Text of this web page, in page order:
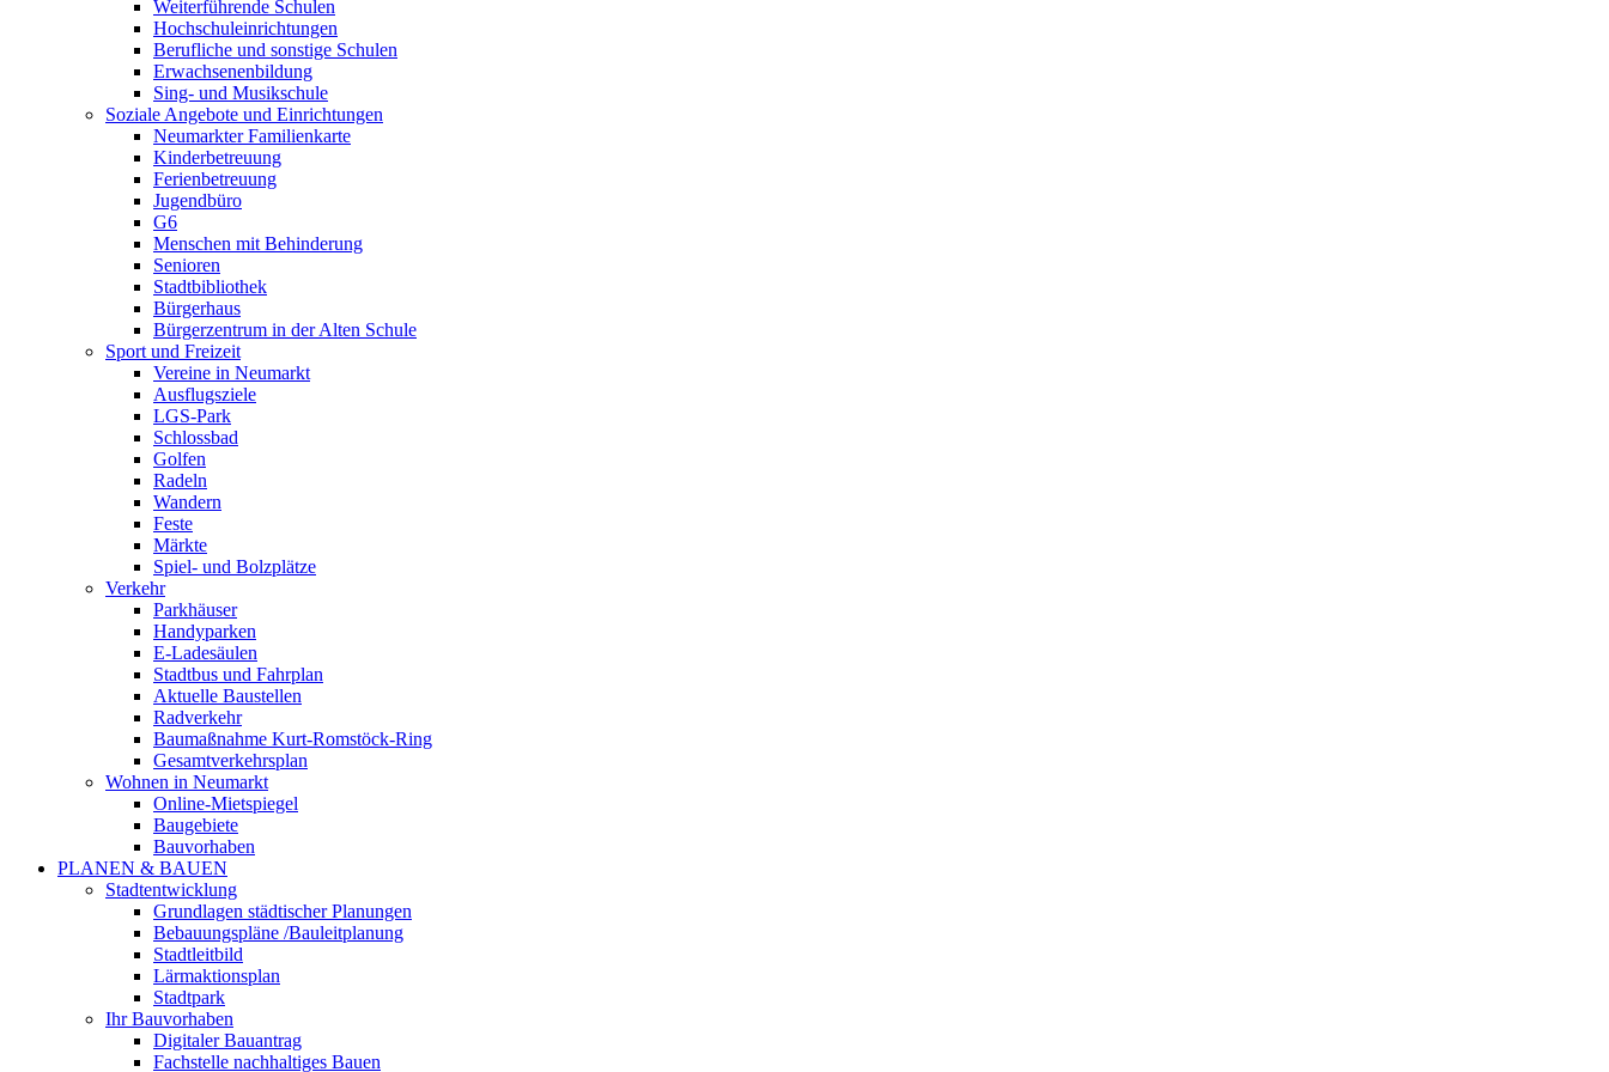
Weiterführende Schulen
Hochschuleinrichtungen
Berufliche und sonstige Schulen
Erwachsenenbildung
Sing- und Musikschule
Soziale Angebote und Einrichtungen
Neumarkter Familienkarte
Kinderbetreuung
Ferienbetreuung
Jugendbüro
G6
Menschen mit Behinderung
Senioren
Stadtbibliothek
Bürgerhaus
Bürgerzentrum in der Alten Schule
Sport und Freizeit
Vereine in Neumarkt
Ausflugsziele
LGS-Park
Schlossbad
Golfen
Radeln
Wandern
Feste
Märkte
Spiel- und Bolzplätze
Verkehr
Parkhäuser
Handyparken
E-Ladesäulen
Stadtbus und Fahrplan
Aktuelle Baustellen
Radverkehr
Baumaßnahme Kurt-Romstöck-Ring
Gesamtverkehrsplan
Wohnen in Neumarkt
Online-Mietspiegel
Baugebiete
Bauvorhaben
PLANEN & BAUEN
Stadtentwicklung
Grundlagen städtischer Planungen
Bebauungspläne /Bauleitplanung
Stadtleitbild
Lärmaktionsplan
Stadtpark
Ihr Bauvorhaben
Digitaler Bauantrag
Fachstelle nachhaltiges Bauen